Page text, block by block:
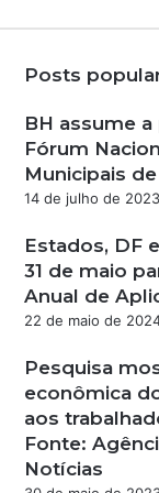
Posts
BH assume
Fórum
Municipais
14 de julho de 2023
Estados, DF
31 de maio
Anual de
22 de maio de
Pesquisa
econômica
aos
Fonte:
Notícias